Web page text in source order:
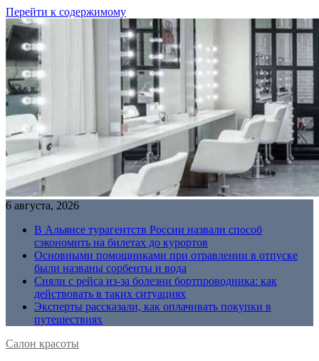
Перейти к содержимому
6 августа, 2026
В Альянсе турагентств России назвали способ
сэкономить на билетах до курортов
Основными помощниками при отравлении в отпуске
были названы сорбенты и вода
Сняли с рейса из-за болезни бортпроводника: как
действовать в таких ситуациях
Эксперты рассказали, как оплачивать покупки в
путешествиях
Салон красоты